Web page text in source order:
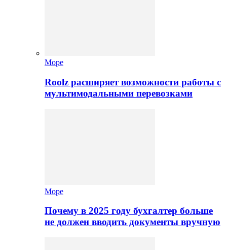
Море
Roolz расширяет возможности работы с
мультимодальными перевозками
Море
Почему в 2025 году бухгалтер больше
не должен вводить документы вручную